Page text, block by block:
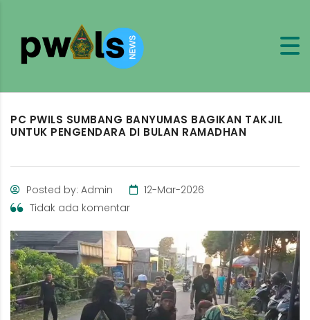
PC PWILS SUMBANG BANYUMAS BAGIKAN TAKJIL
UNTUK PENGENDARA DI BULAN RAMADHAN
Posted by: Admin
12-Mar-2026
Tidak ada komentar